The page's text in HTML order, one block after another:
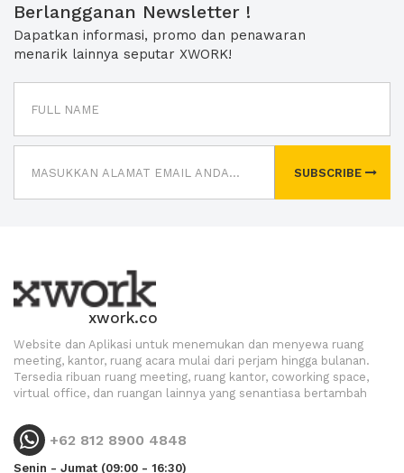
Berlangganan Newsletter !
Dapatkan informasi, promo dan penawaran
menarik lainnya seputar XWORK!
SUBSCRIBE
xwork.co
Website dan Aplikasi untuk menemukan dan menyewa ruang
meeting, kantor, ruang acara mulai dari perjam hingga bulanan.
Tersedia ribuan ruang meeting, ruang kantor, coworking space,
virtual office, dan ruangan lainnya yang senantiasa bertambah
+62 812 8900 4848
Senin - Jumat (09:00 - 16:30)